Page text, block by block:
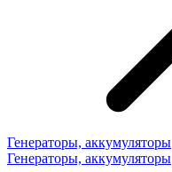
Генераторы, аккумуляторы
Генераторы, аккумуляторы